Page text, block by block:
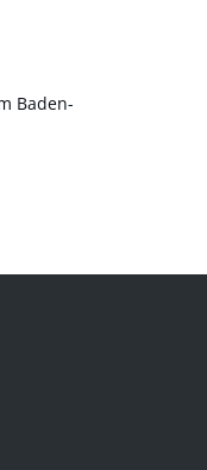
Baden-